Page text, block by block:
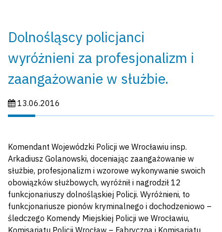
Dolnośląscy policjanci
wyróżnieni za profesjonalizm i
zaangażowanie w służbie.
Data publikacji:
13.06.2016
Komendant Wojewódzki Policji we Wrocławiu insp.
Arkadiusz Golanowski, doceniając zaangażowanie w
służbie, profesjonalizm i wzorowe wykonywanie swoich
obowiązków służbowych, wyróżnił i nagrodził 12
funkcjonariuszy dolnośląskiej Policji. Wyróżnieni, to
funkcjonariusze pionów kryminalnego i dochodzeniowo –
śledczego Komendy Miejskiej Policji we Wrocławiu,